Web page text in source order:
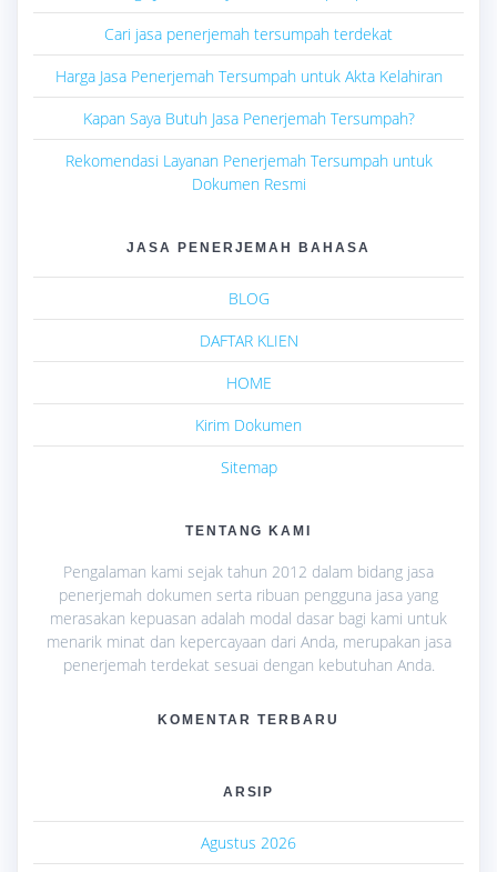
Cari jasa penerjemah tersumpah terdekat
Harga Jasa Penerjemah Tersumpah untuk Akta Kelahiran
Kapan Saya Butuh Jasa Penerjemah Tersumpah?
Rekomendasi Layanan Penerjemah Tersumpah untuk
Dokumen Resmi
JASA PENERJEMAH BAHASA
BLOG
DAFTAR KLIEN
HOME
Kirim Dokumen
Sitemap
TENTANG KAMI
Pengalaman kami sejak tahun 2012 dalam bidang jasa
penerjemah dokumen serta ribuan pengguna jasa yang
merasakan kepuasan adalah modal dasar bagi kami untuk
menarik minat dan kepercayaan dari Anda, merupakan jasa
penerjemah terdekat sesuai dengan kebutuhan Anda.
KOMENTAR TERBARU
ARSIP
Agustus 2026